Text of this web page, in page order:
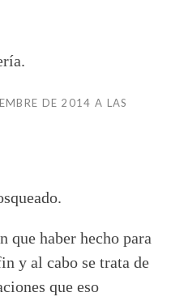
DE 2014 A LAS
que haber hecho para
y al cabo se trata de
que eso